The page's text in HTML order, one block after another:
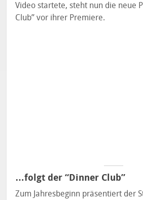
Video startete, steht nun die neue
Club” vor ihrer Premiere.
…folgt der “Dinner Club”
Zum Jahresbeginn präsentiert der